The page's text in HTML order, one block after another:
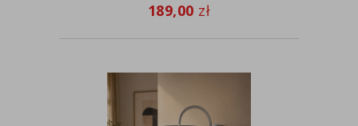
189,00 zł